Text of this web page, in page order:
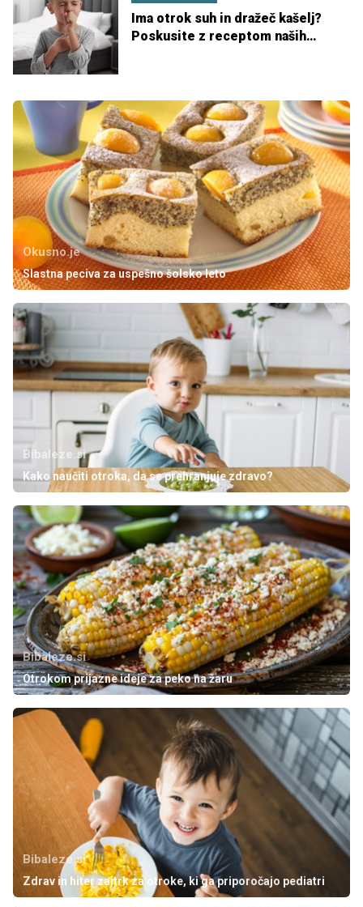
Ima otrok suh in dražeč kašelj?
Poskusite z receptom naših
Okusno.je
Slastna peciva za uspešno šolsko leto
Bibaleze.si
Kako naučiti otroka, da se prehranjuje zdravo?
Bibaleze.si
Otrokom prijazne ideje za peko na žaru
Bibaleze.si
Zdrav in hiter zajtrk za otroke, ki ga priporočajo pediatri